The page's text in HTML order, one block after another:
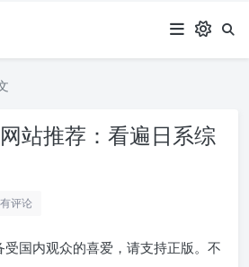
站推荐：看遍日系综
评论
受国内观众的喜爱，请支持正版。不